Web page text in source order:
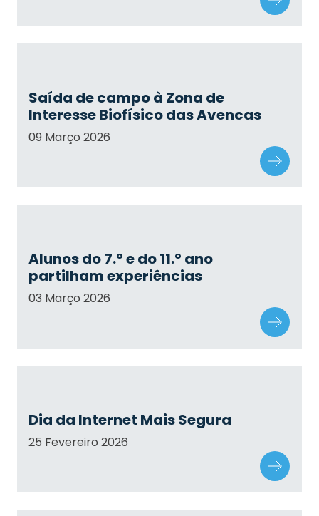
Saída de campo à Zona de
Interesse Biofísico das Avencas
09 Março 2026
Alunos do 7.º e do 11.º ano
partilham experiências
03 Março 2026
Dia da Internet Mais Segura
25 Fevereiro 2026